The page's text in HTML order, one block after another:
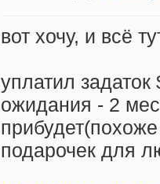
вот хочу, и всё
уплатил
ожидания - 2
подарочек для